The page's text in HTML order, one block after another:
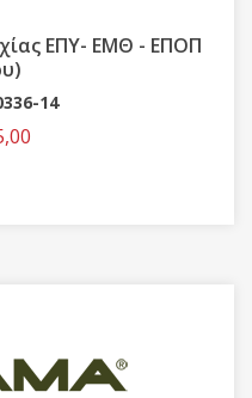
ΕΠΥ- ΕΜΘ - ΕΠΟΠ
14